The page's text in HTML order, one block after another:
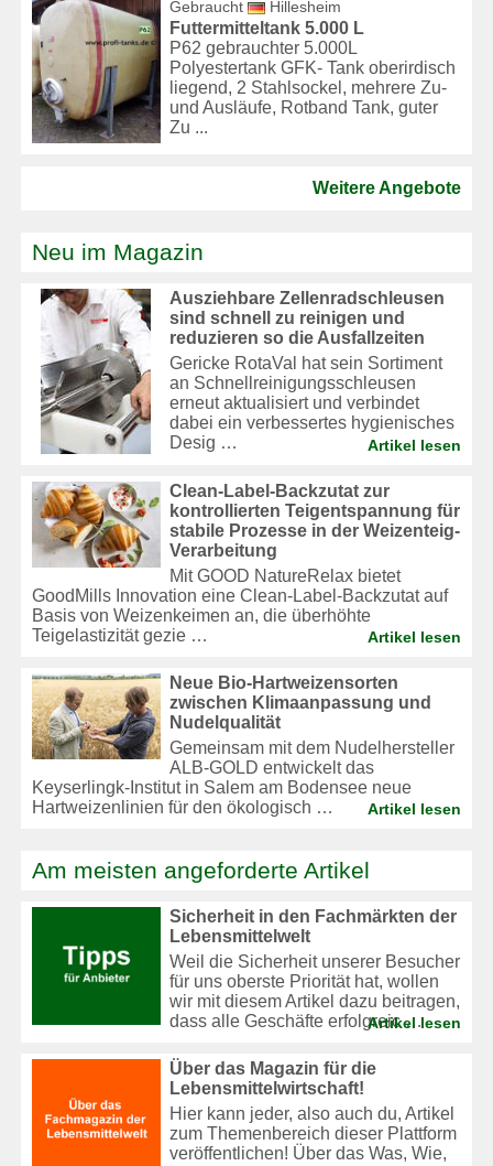
Gebraucht Hillesheim
Futtermitteltank 5.000 L
P62 gebrauchter 5.000L
Polyestertank GFK- Tank oberirdisch
liegend, 2 Stahlsockel, mehrere Zu-
und Ausläufe, Rotband Tank, guter
Zu ...
Weitere Angebote
Neu im Magazin
Ausziehbare Zellenradschleusen
sind schnell zu reinigen und
reduzieren so die Ausfallzeiten
Gericke RotaVal hat sein Sortiment
an Schnellreinigungsschleusen
erneut aktualisiert und verbindet
dabei ein verbessertes hygienisches
Desig …
Artikel lesen
Clean-Label-Backzutat zur
kontrollierten Teigentspannung für
stabile Prozesse in der Weizenteig-
Verarbeitung
Mit GOOD NatureRelax bietet
GoodMills Innovation eine Clean-Label-Backzutat auf
Basis von Weizenkeimen an, die überhöhte
Teigelastizität gezie …
Artikel lesen
Neue Bio-Hartweizensorten
zwischen Klimaanpassung und
Nudelqualität
Gemeinsam mit dem Nudelhersteller
ALB-GOLD entwickelt das
Keyserlingk-Institut in Salem am Bodensee neue
Hartweizenlinien für den ökologisch …
Artikel lesen
Am meisten angeforderte Artikel
Sicherheit in den Fachmärkten der
Lebensmittelwelt
Weil die Sicherheit unserer Besucher
für uns oberste Priorität hat, wollen
wir mit diesem Artikel dazu beitragen,
dass alle Geschäfte erfolgreic …
Artikel lesen
Über das Magazin für die
Lebensmittelwirtschaft!
Hier kann jeder, also auch du, Artikel
zum Themenbereich dieser Plattform
veröffentlichen! Über das Was, Wie,